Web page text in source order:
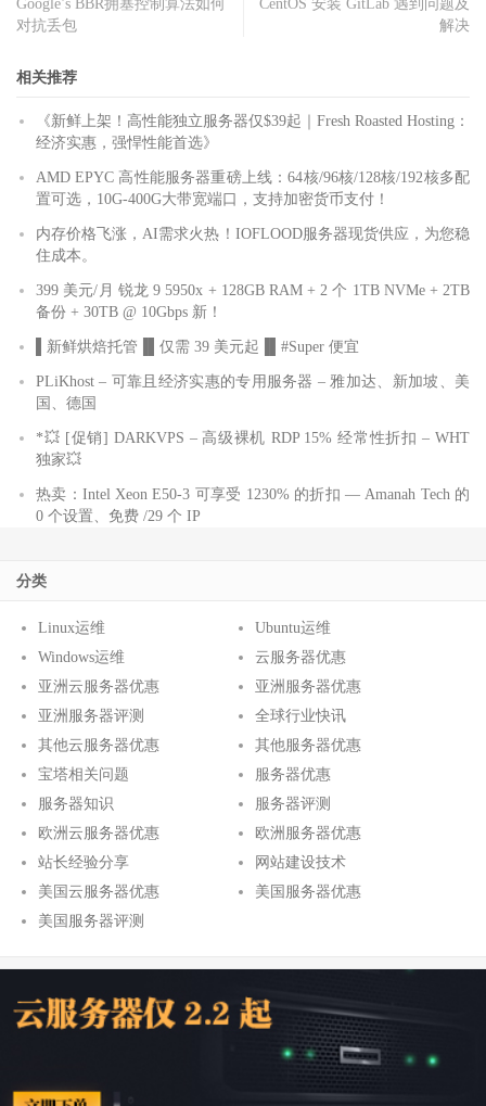
Google’s BBR拥塞控制算法如何
对抗丢包
CentOS 安装 GitLab 遇到问题及
解决
相关推荐
《新鲜上架！高性能独立服务器仅$39起｜Fresh Roasted Hosting：
经济实惠，强悍性能首选》
AMD EPYC 高性能服务器重磅上线：64核/96核/128核/192核多配
置可选，10G-400G大带宽端口，支持加密货币支付！
内存价格飞涨，AI需求火热！IOFLOOD服务器现货供应，为您稳
住成本。
399 美元/月 锐龙 9 5950x + 128GB RAM + 2 个 1TB NVMe + 2TB
备份 + 30TB @ 10Gbps 新！
▌新鲜烘焙托管▐▌仅需 39 美元起▐▌#Super 便宜
PLiKhost – 可靠且经济实惠的专用服务器 – 雅加达、新加坡、美
国、德国
*💥 [促销] DARKVPS – 高级裸机 RDP 15% 经常性折扣 – WHT
独家💥
热卖：Intel Xeon E50-3 可享受 1230% 的折扣 — Amanah Tech 的
0 个设置、免费 /29 个 IP
分类
Linux运维
Ubuntu运维
Windows运维
云服务器优惠
亚洲云服务器优惠
亚洲服务器优惠
亚洲服务器评测
全球行业快讯
其他云服务器优惠
其他服务器优惠
宝塔相关问题
服务器优惠
服务器知识
服务器评测
欧洲云服务器优惠
欧洲服务器优惠
站长经验分享
网站建设技术
美国云服务器优惠
美国服务器优惠
美国服务器评测